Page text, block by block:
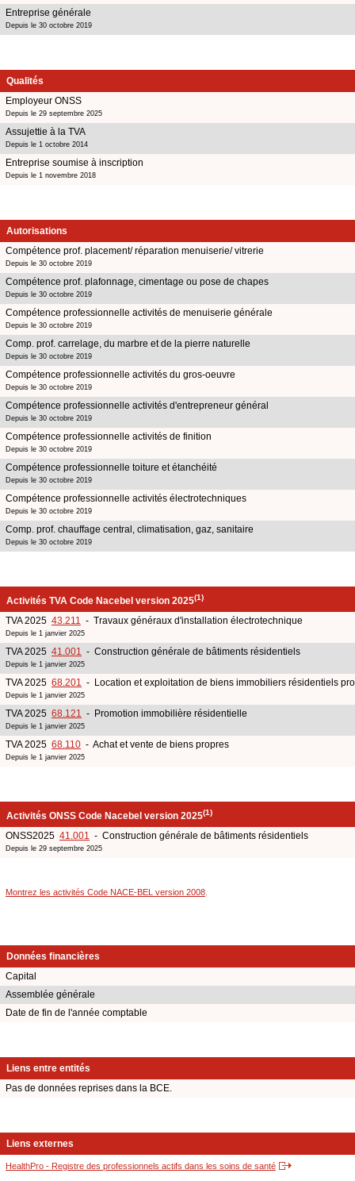
Entreprise générale
Depuis le 30 octobre 2019
Qualités
Employeur ONSS
Depuis le 29 septembre 2025
Assujettie à la TVA
Depuis le 1 octobre 2014
Entreprise soumise à inscription
Depuis le 1 novembre 2018
Autorisations
Compétence prof. placement/ réparation menuiserie/ vitrerie
Depuis le 30 octobre 2019
Compétence prof. plafonnage, cimentage ou pose de chapes
Depuis le 30 octobre 2019
Compétence professionnelle activités de menuiserie générale
Depuis le 30 octobre 2019
Comp. prof. carrelage, du marbre et de la pierre naturelle
Depuis le 30 octobre 2019
Compétence professionnelle activités du gros-oeuvre
Depuis le 30 octobre 2019
Compétence professionnelle activités d'entrepreneur général
Depuis le 30 octobre 2019
Compétence professionnelle activités de finition
Depuis le 30 octobre 2019
Compétence professionnelle toiture et étanchéité
Depuis le 30 octobre 2019
Compétence professionnelle activités électrotechniques
Depuis le 30 octobre 2019
Comp. prof. chauffage central, climatisation, gaz, sanitaire
Depuis le 30 octobre 2019
Activités TVA Code Nacebel version 2025(1)
TVA 2025 43.211 - Travaux généraux d'installation électrotechnique
Depuis le 1 janvier 2025
TVA 2025 41.001 - Construction générale de bâtiments résidentiels
Depuis le 1 janvier 2025
TVA 2025 68.201 - Location et exploitation de biens immobiliers résidentiels
Depuis le 1 janvier 2025
TVA 2025 68.121 - Promotion immobilière résidentielle
Depuis le 1 janvier 2025
TVA 2025 68.110 - Achat et vente de biens propres
Depuis le 1 janvier 2025
Activités ONSS Code Nacebel version 2025(1)
ONSS2025 41.001 - Construction générale de bâtiments résidentiels
Depuis le 29 septembre 2025
Montrez les activités Code NACE-BEL version 2008
Données financières
Capital
Assemblée générale
Date de fin de l'année comptable
Liens entre entités
Pas de données reprises dans la BCE.
Liens externes
HealthPro - Registre des professionnels actifs dans les soins de santé